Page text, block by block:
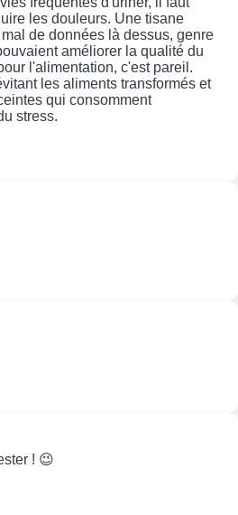
les douleurs. Une tisane
de données là dessus, genre
améliorer la qualité du
l'alimentation, c'est pareil.
les aliments transformés et
qui consomment
stress.
! 😉